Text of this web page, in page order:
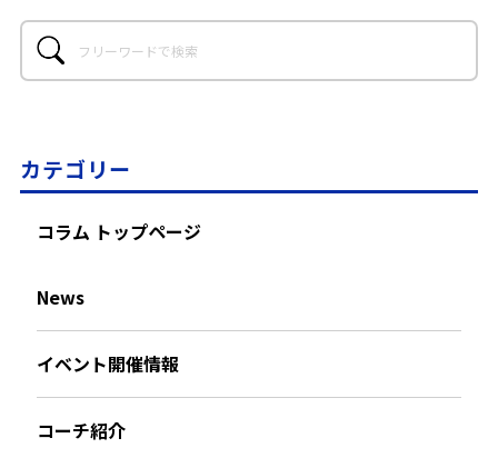
カテゴリー
コラム トップページ
News
イベント開催情報
コーチ紹介